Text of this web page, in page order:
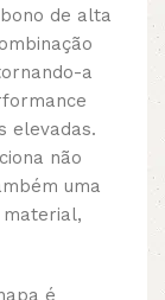
de alta
a
elevadas.
não
uma
material,
é